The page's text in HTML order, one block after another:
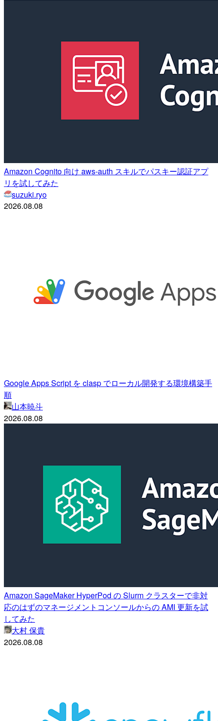
Amazon Cognito 向け aws-auth スキルでパスキー認証アプ
リを試してみた
suzuki.ryo
2026.08.08
Google Apps Script を clasp でローカル開発する環境構築手
順
山本暁斗
2026.08.08
Amazon SageMaker HyperPod の Slurm クラスターで非対
応のはずのマネージメントコンソールからの AMI 更新を試
してみた
大村 保貴
2026.08.08